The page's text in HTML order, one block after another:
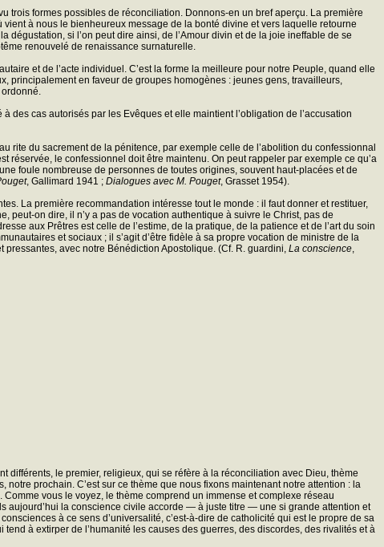
trois formes possibles de réconciliation. Donnons-en un bref aperçu. La première
à nous le bienheureux message de la bonté divine et vers laquelle retourne
si l’on peut dire ainsi, de l’Amour divin et de la joie ineffable de se
renouvelé de renaissance surnaturelle.
et de l’acte individuel. C’est la forme la meilleure pour notre Peuple, quand elle
principalement en faveur de groupes homogènes : jeunes gens, travailleurs,
des cas autorisés par les Evêques et elle maintient l’obligation de l’accusation
rite du sacrement de la pénitence, par exemple celle de l’abolition du confessionnal
le confessionnel doit être maintenu. On peut rappeler par exemple ce qu’a
foule nombreuse de personnes de toutes origines, souvent haut-placées et de
, Gallimard 1941 ; Dialogues avec M. Pouget, Grasset 1954).
La première recommandation intéresse tout le monde : il faut donner et restituer,
peut-on dire, il n’y a pas de vocation authentique à suivre le Christ, pas de
aux Prêtres est celle de l’estime, de la pratique, de la patience et de l’art du soin
et sociaux ; il s’agit d’être fidèle à sa propre vocation de ministre de la
avec notre Bénédiction Apostolique. (Cf. R. guardini, La conscience
différents, le premier, religieux, qui se réfère à la réconciliation avec Dieu, thème
prochain. C’est sur ce thème que nous fixons maintenant notre attention : la
vous le voyez, le thème comprend un immense et complexe réseau
aujourd’hui la conscience civile accorde — à juste titre — une si grande attention et
à ce sens d’universalité, c’est-à-dire de catholicité qui est le propre de sa
à extirper de l’humanité les causes des guerres, des discordes, des rivalités et à